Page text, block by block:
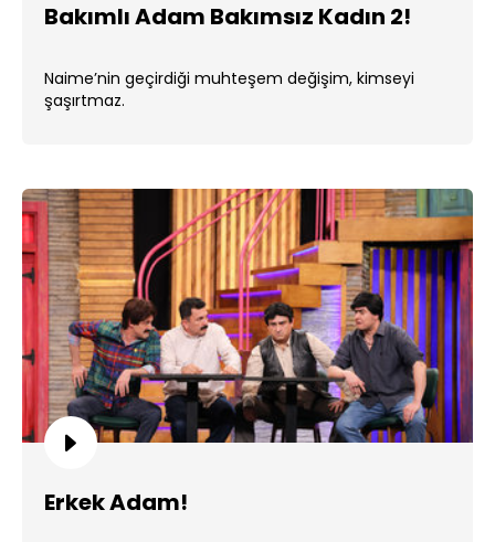
Bakımlı Adam Bakımsız Kadın 2!
Naime’nin geçirdiği muhteşem değişim, kimseyi
şaşırtmaz.
Erkek Adam!